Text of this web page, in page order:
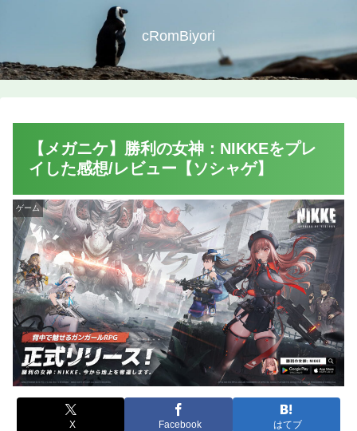
cRomBiyori
【メガニケ】勝利の女神：NIKKEをプレ
イした感想/レビュー【ソシャゲ】
ゲーム
X Facebook はてブ